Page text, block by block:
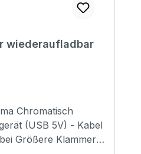
(USB 5V) - Kabel